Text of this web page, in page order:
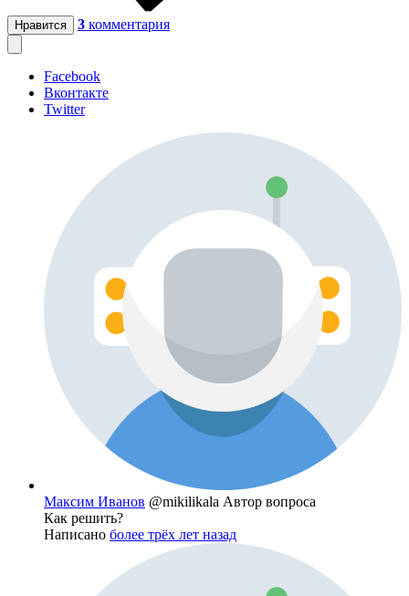
Нравится 3 комментария
Facebook
Вконтакте
Twitter
Максим Иванов @mikilikala Автор вопроса
Как решить?
Написано более трёх лет назад